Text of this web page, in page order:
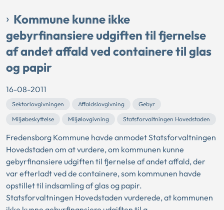
Kommune kunne ikke
gebyrfinansiere udgiften til fjernelse
af andet affald ved containere til glas
og papir
16-08-2011
Sektorlovgivningen Affaldslovgivning
Gebyr
Miljøbeskyttelse
Miljølovgivning Statsforvaltningen Hovedstaden
Fredensborg Kommune havde anmodet Statsforvaltningen
Hovedstaden om at vurdere, om kommunen kunne
gebyrfinansiere udgiften til fjernelse af andet affald, der
var efterladt ved de containere, som kommunen havde
opstillet til indsamling af glas og papir.
Statsforvaltningen Hovedstaden vurderede, at kommunen